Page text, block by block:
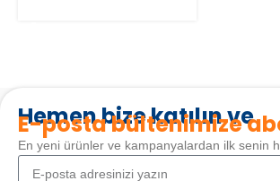
Hemen bize katılın ve
E-posta bültenimize
En yeni ürünler ve kampanyalardan ilk senin